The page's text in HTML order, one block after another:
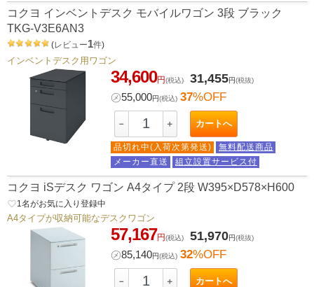
コクヨ インベントデスク モバイルワゴン 3段 ブラック
TKG-V3E6AN3
(レビュー1件)
インベントデスク用ワゴン
34,600円(税込) 31,455円(税抜)
㋱55,000円(税込) 37%OFF
－ ＋ カートへ
品切れ中(入荷次第発送)
無料配送商品
メーカー直送
組立設置サービス付
コクヨ iSデスク ワゴン A4タイプ 2段 W395×D578×H600
favorite_border1 名がお気に入り登録中
A4タイプが収納可能なデスクワゴン
57,167円(税込) 51,970円(税抜)
㋱85,140円(税込) 32%OFF
－ ＋ カートへ